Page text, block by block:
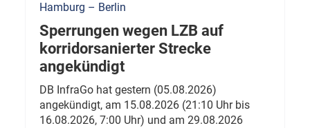
Hamburg – Berlin
Sperrungen wegen LZB auf
korridorsanierter Strecke
angekündigt
DB InfraGo hat gestern (05.08.2026)
angekündigt, am 15.08.2026 (21:10 Uhr bis
16.08.2026, 7:00 Uhr) und am 29.08.2026